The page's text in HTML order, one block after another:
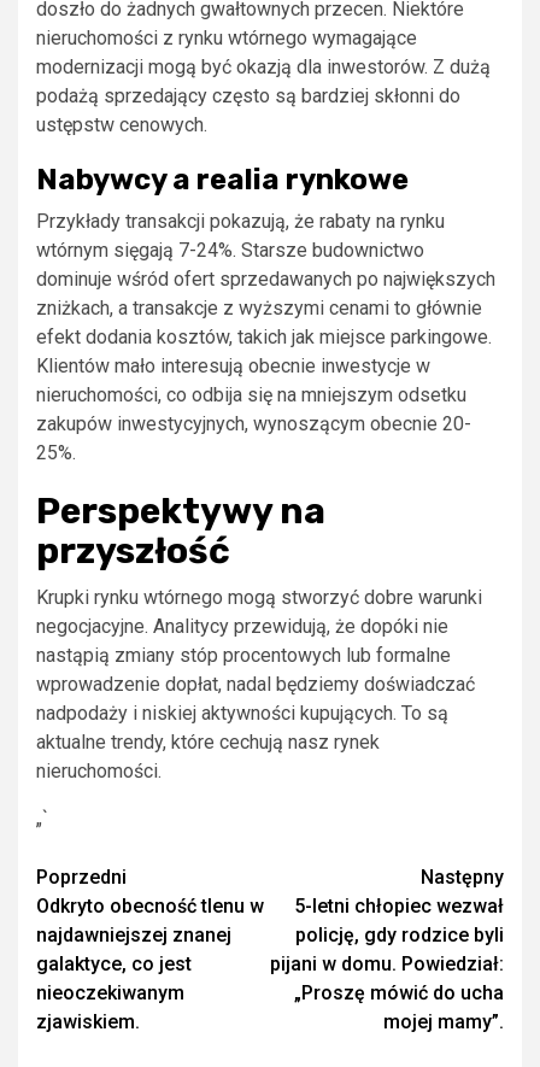
doszło do żadnych gwałtownych przecen. Niektóre
nieruchomości z rynku wtórnego wymagające
modernizacji mogą być okazją dla inwestorów. Z dużą
podażą sprzedający często są bardziej skłonni do
ustępstw cenowych.
Nabywcy a realia rynkowe
Przykłady transakcji pokazują, że rabaty na rynku
wtórnym sięgają 7-24%. Starsze budownictwo
dominuje wśród ofert sprzedawanych po największych
zniżkach, a transakcje z wyższymi cenami to głównie
efekt dodania kosztów, takich jak miejsce parkingowe.
Klientów mało interesują obecnie inwestycje w
nieruchomości, co odbija się na mniejszym odsetku
zakupów inwestycyjnych, wynoszącym obecnie 20-
25%.
Perspektywy na
przyszłość
Krupki rynku wtórnego mogą stworzyć dobre warunki
negocjacyjne. Analitycy przewidują, że dopóki nie
nastąpią zmiany stóp procentowych lub formalne
wprowadzenie dopłat, nadal będziemy doświadczać
nadpodaży i niskiej aktywności kupujących. To są
aktualne trendy, które cechują nasz rynek
nieruchomości.
„`
Zobacz
wpisy
Poprzedni
Odkryto obecność tlenu w
najdawniejszej znanej
galaktyce, co jest
nieoczekiwanym
zjawiskiem.
Następny
5-letni chłopiec wezwał
policję, gdy rodzice byli
pijani w domu. Powiedział:
„Proszę mówić do ucha
mojej mamy”.